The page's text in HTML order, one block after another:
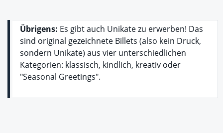
Übrigens: Es gibt auch Unikate zu erwerben! Das
sind original gezeichnete Billets (also kein Druck,
sondern Unikate) aus vier unterschiedlichen
Kategorien: klassisch, kindlich, kreativ oder
"Seasonal Greetings".